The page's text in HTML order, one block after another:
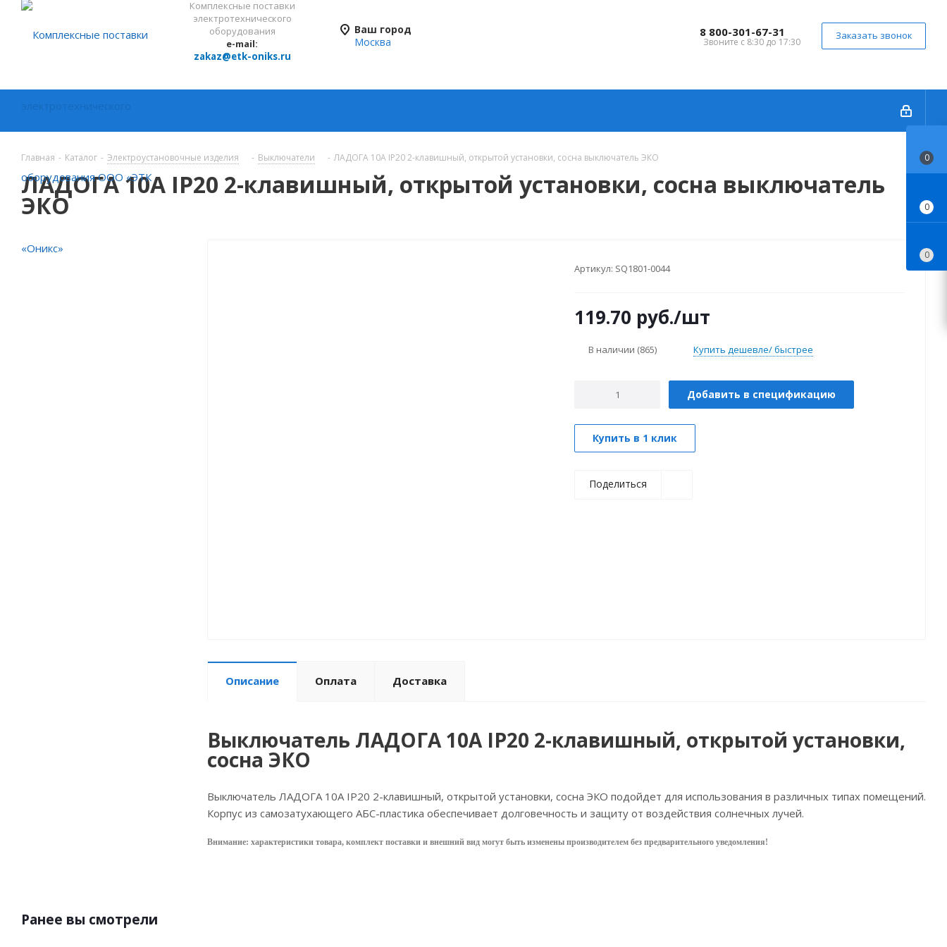
Комплексные поставки
электротехнического
оборудования
e-mail:
zakaz@etk-oniks.ru
Ваш город
Москва
8 800-301-67-31
Звоните с 8:30 до 17:30
Заказать звонок
Главная - Каталог - Электроустановочные изделия - Выключатели - ЛАДОГА 10А IP20 2-клавишный, открытой установки, сосна выключатель ЭКО
ЛАДОГА 10А IP20 2-клавишный, открытой установки, сосна выключатель
ЭКО
Артикул: SQ1801-0044
119.70 руб./шт
В наличии (865) Купить дешевле/ быстрее
Добавить в спецификацию
Купить в 1 клик
Поделиться
Описание Оплата Доставка
Выключатель ЛАДОГА 10А IP20 2-клавишный, открытой установки,
сосна ЭКО
Выключатель ЛАДОГА 10А IP20 2-клавишный, открытой установки, сосна ЭКО подойдет для использования в различных типах помещений.
Корпус из самозатухающего АБС-пластика обеспечивает долговечность и защиту от воздействия солнечных лучей.
Внимание: характеристики товара, комплект поставки и внешний вид могут быть изменены производителем без предварительного уведомления!
Ранее вы смотрели
0
0
0